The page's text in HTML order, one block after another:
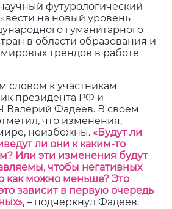
футурологический
на новый уровень
гуманитарного
в области образования и
мировых трендов в работе
словом к участникам
президента РФ и
Валерий Фадеев. В своем
что изменения,
неизбежны. «Будут ли
ли они к каким-то
Или эти изменения будут
чтобы негативных
как можно меньше? Это
зависит в первую очередь
, – подчеркнул Фадеев.